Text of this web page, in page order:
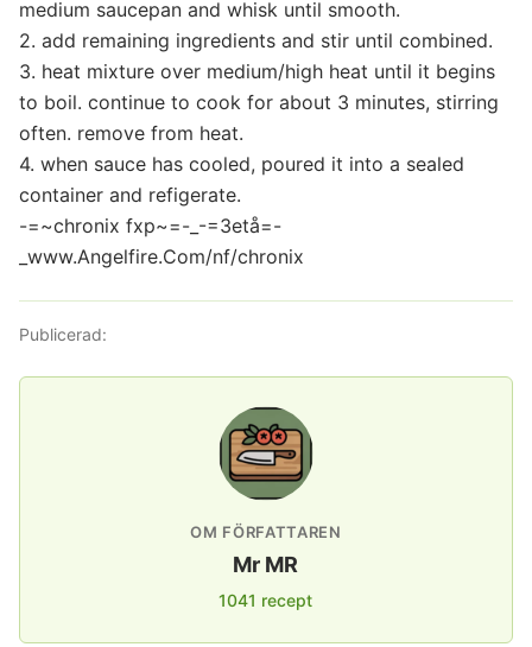
medium saucepan and whisk until smooth.
2. add remaining ingredients and stir until combined.
3. heat mixture over medium/high heat until it begins
to boil. continue to cook for about 3 minutes, stirring
often. remove from heat.
4. when sauce has cooled, poured it into a sealed
container and refigerate.
-=~chronix fxp~=-_-=3etå=-
_www.Angelfire.Com/nf/chronix
Publicerad:
OM FÖRFATTAREN
Mr MR
1041 recept